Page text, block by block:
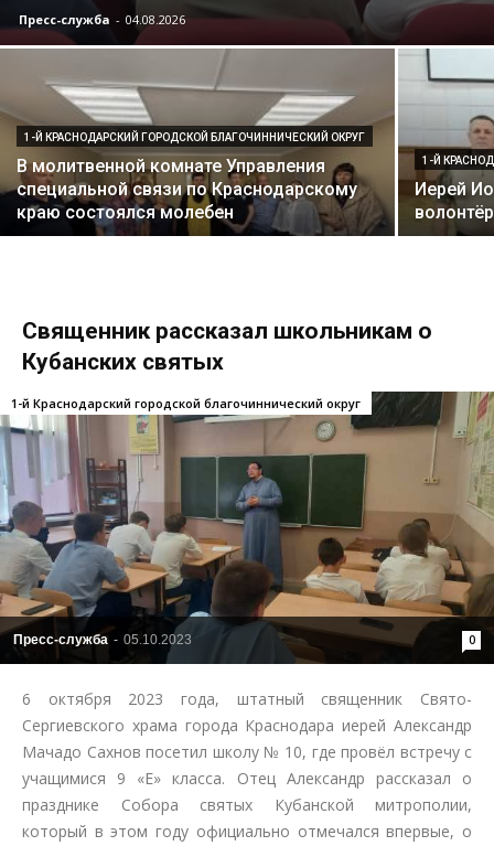
Пресс-служба - 04.08.2026
1-Й КРАСНОДАРСКИЙ ГОРОДСКОЙ БЛАГОЧИННИЧЕСКИЙ ОКРУГ
В молитвенной комнате Управления
специальной связи по Краснодарскому
краю состоялся молебен
1-Й
Иерей
Священник рассказал школьникам о
Кубанских святых
Пресс-служба - 05.10.2023 0
1-й Краснодарский городской благочиннический округ
6 октября 2023 года, штатный священник Свято-
Сергиевского храма города Краснодара иерей Александр
Мачадо Сахнов посетил школу № 10, где провёл встречу с
учащимися 9 «Е» класса. Отец Александр рассказал о
празднике Собора святых Кубанской митрополии,
который в этом году официально отмечался впервые, о